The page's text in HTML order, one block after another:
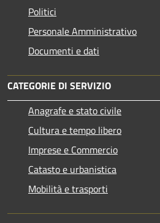
Politici
Personale Amministrativo
Documenti e dati
CATEGORIE DI SERVIZIO
Anagrafe e stato civile
Cultura e tempo libero
Imprese e Commercio
Catasto e urbanistica
Mobilità e trasporti